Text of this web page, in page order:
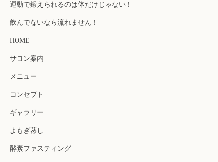
運動で鍛えられるのは体だけじゃない！
飲んでないなら流れません！
HOME
サロン案内
メニュー
コンセプト
ギャラリー
よもぎ蒸し
酵素ファスティング